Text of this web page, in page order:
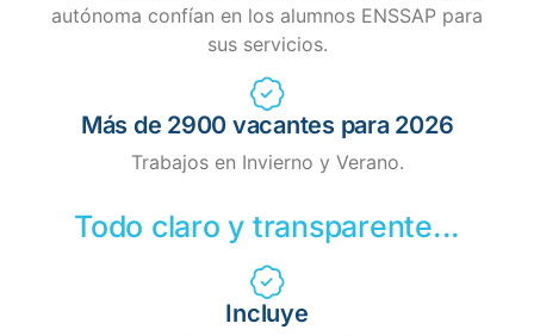
autónoma confían en los alumnos ENSSAP para
sus servicios.
Más de 2900 vacantes para 2026
Trabajos en Invierno y Verano.
Todo claro y transparente...
Incluye